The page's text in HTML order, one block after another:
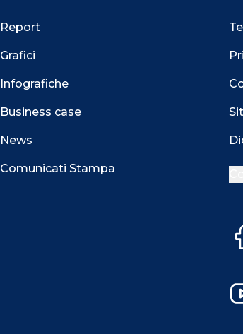
Report
Grafici
Infografiche
Business case
News
Comunicati Stampa